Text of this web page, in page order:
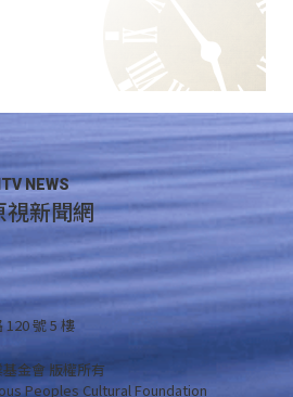
NEWS
視新聞網
號 5 樓
金會 版權所有
Peoples Cultural Foundation